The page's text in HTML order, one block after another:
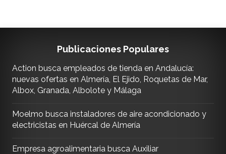
Publicaciones Populares
Action busca empleados de tienda en Andalucía:
nuevas ofertas en Almería, El Ejido, Roquetas de Mar,
Albox, Granada, Albolote y Málaga
Moelmo busca instaladores de aire acondicionado y
electricistas en Huércal de Almería
Empresa agroalimentaria busca Auxiliar